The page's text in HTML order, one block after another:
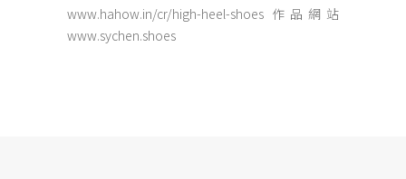
www.hahow.in/cr/high-heel-shoes 作品網站
www.sychen.shoes